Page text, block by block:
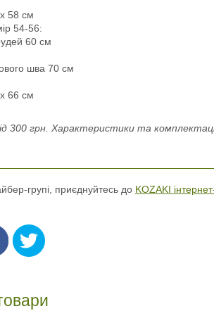
58 см
54-56:
60 см
шва 70 см
66 см
300 грн. Характеристики та
групі, приєднуйтесь до KOZAKI